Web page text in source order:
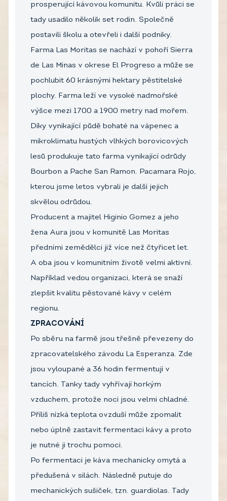
prosperující kávovou komunitu. Kvůli práci se
tady usadilo několik set rodin. Společně
postavili školu a otevřeli i další podniky.
Farma Las Moritas se nachází v pohoří Sierra
de Las Minas v okrese El Progreso a může se
pochlubit 60 krásnými hektary pěstitelské
plochy. Farma leží ve vysoké nadmořské
výšce mezi 1700 a 1900 metry nad mořem.
Díky vynikající půdě bohaté na vápenec a
mikroklimatu hustých vlhkých borovicových
lesů produkuje tato farma vynikající odrůdy
Bourbon a Pache San Ramon. Pacamara Rojo,
kterou jsme letos vybrali je další jejich
skvělou odrůdou.
Producent a majitel Higinio Gomez a jeho
žena Aura jsou v komunitě Las Moritas
předními zemědělci již více než čtyřicet let.
A oba jsou v komunitním životě velmi aktivní.
Například vedou organizaci, která se snaží
zlepšit kvalitu pěstované kávy v celém
regionu.
ZPRACOVÁNÍ
Po sběru na farmě jsou třešně převezeny do
zpracovatelského závodu La Esperanza. Zde
jsou vyloupané a 36 hodin fermentují v
tancích. Tanky tady vyhřívají horkým
vzduchem, protože noci jsou velmi chladné.
Příliš nízká teplota ovzduší může zpomalit
nebo úplně zastavit fermentaci kávy a proto
je nutné ji trochu pomoci.
Po fermentaci je káva mechanicky omytá a
předušená v silách. Následně putuje do
mechanických sušiček, tzn. guardiolas. Tady